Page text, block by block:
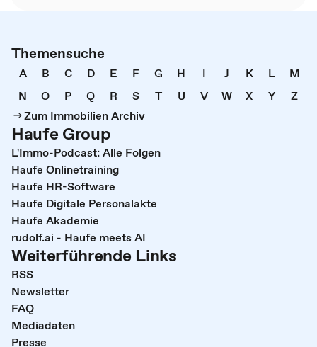
Themensuche
A B C D E F G H I J K L
M
N
O P Q R S T U V W X Y
Z
Zum Immobilien Archiv
Haufe Group
L'Immo-Podcast: Alle Folgen
Haufe Onlinetraining
Haufe HR-Software
Haufe Digitale Personalakte
Haufe Akademie
rudolf.ai - Haufe meets AI
Weiterführende Links
RSS
Newsletter
FAQ
Mediadaten
Presse